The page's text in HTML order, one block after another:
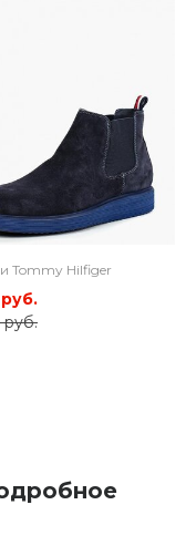
Tommy Hilfiger
руб.